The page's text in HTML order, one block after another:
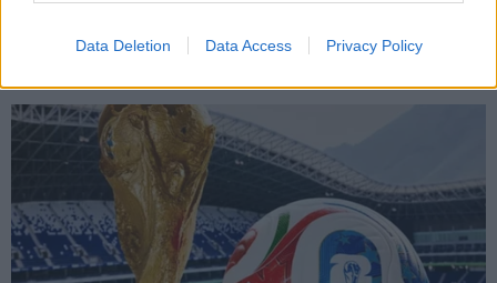
Data Deletion Data Access Privacy Policy